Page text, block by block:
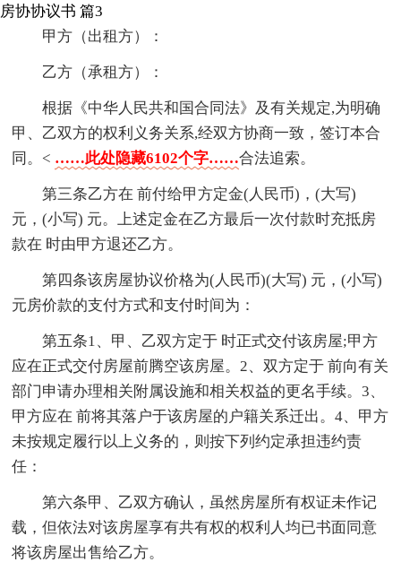
房协协议书 篇3
甲方（出租方）：
乙方（承租方）：
根据《中华人民共和国合同法》及有关规定,为明确
甲、乙双方的权利义务关系,经双方协商一致，签订本合
同。< ……此处隐藏6102个字……合法追索。
第三条乙方在 前付给甲方定金(人民币)，(大写)
元，(小写) 元。上述定金在乙方最后一次付款时充抵房
款在 时由甲方退还乙方。
第四条该房屋协议价格为(人民币)(大写) 元，(小写)
元房价款的支付方式和支付时间为：
第五条1、甲、乙双方定于 时正式交付该房屋;甲方
应在正式交付房屋前腾空该房屋。2、双方定于 前向有关
部门申请办理相关附属设施和相关权益的更名手续。3、
甲方应在 前将其落户于该房屋的户籍关系迁出。4、甲方
未按规定履行以上义务的，则按下列约定承担违约责
任：
第六条甲、乙双方确认，虽然房屋所有权证未作记
载，但依法对该房屋享有共有权的权利人均已书面同意
将该房屋出售给乙方。